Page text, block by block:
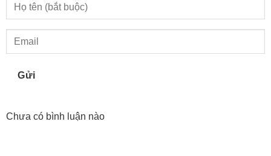
Gửi
Chưa có bình luận nào